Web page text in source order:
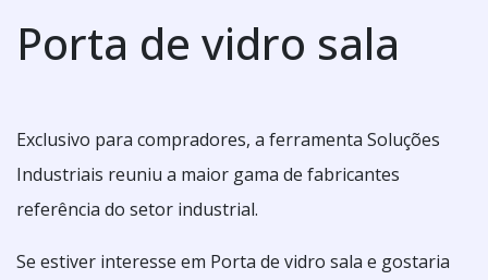
Porta de vidro sala
Exclusivo para compradores, a ferramenta Soluções
Industriais reuniu a maior gama de fabricantes
referência do setor industrial.
Se estiver interesse em Porta de vidro sala e gostaria